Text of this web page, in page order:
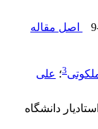
اصل مقاله
3؛ علی
دانشگاه